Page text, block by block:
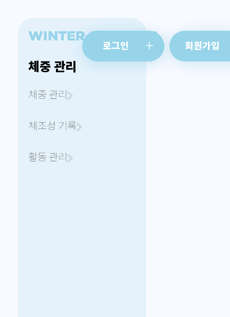
로그인 회원가입
WINTER SLEEPING
체중 관리
체중 관리
체조성 기록
활동 관리